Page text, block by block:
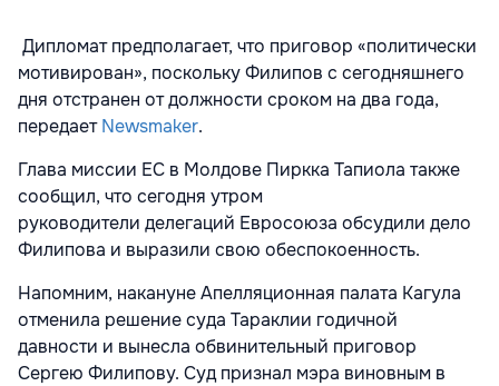
Дипломат предполагает, что приговор «политически
мотивирован», поскольку Филипов с сегодняшнего
дня отстранен от должности сроком на два года,
передаетNewsmaker.
Глава миссии ЕС в Молдове Пиркка Тапиола также
сообщил, что сегодня утром
руководители делегаций Евросоюза обсудили дело
Филипова и выразили свою обеспокоенность.
Напомним, накануне Апелляционная палата Кагула
отменила решение суда Тараклии годичной
давности и вынесла обвинительный приговор
Сергею Филипову. Суд признал мэра виновным в